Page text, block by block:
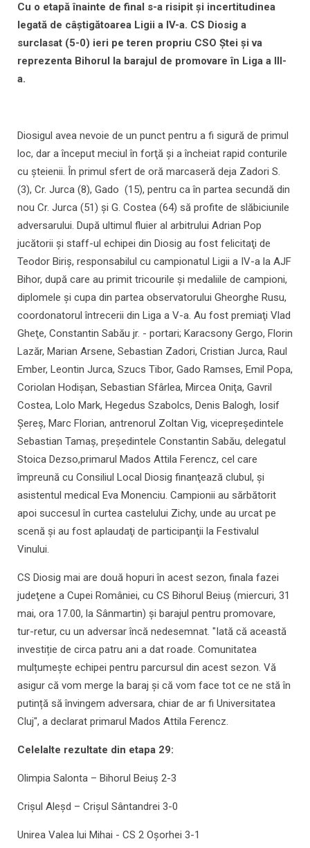
Cu o etapă înainte de final s-a risipit şi incertitudinea
legată de câştigătoarea Ligii a IV-a. CS Diosig a
surclasat (5-0) ieri pe teren propriu CSO Ştei şi va
reprezenta Bihorul la barajul de promovare în Liga a III-
a.
Diosigul avea nevoie de un punct pentru a fi sigură de primul
loc, dar a început meciul în forţă şi a încheiat rapid conturile
cu şteienii. În primul sfert de oră marcaseră deja Zadori S.
(3), Cr. Jurca (8), Gado (15), pentru ca în partea secundă din
nou Cr. Jurca (51) şi G. Costea (64) să profite de slăbiciunile
adversarului. După ultimul fluier al arbitrului Adrian Pop
jucătorii şi staff-ul echipei din Diosig au fost felicitaţi de
Teodor Biriş, responsabilul cu campionatul Ligii a IV-a la AJF
Bihor, după care au primit tricourile şi medaliile de campioni,
diplomele şi cupa din partea observatorului Gheorghe Rusu,
coordonatorul întrecerii din Liga a V-a. Au fost premiaţi Vlad
Gheţe, Constantin Sabău jr. - portari; Karacsony Gergo, Florin
Lazăr, Marian Arsene, Sebastian Zadori, Cristian Jurca, Raul
Ember, Leontin Jurca, Szucs Tibor, Gado Ramses, Emil Popa,
Coriolan Hodişan, Sebastian Sfârlea, Mircea Oniţa, Gavril
Costea, Lolo Mark, Hegedus Szabolcs, Denis Balogh, Iosif
Şereş, Marc Florian, antrenorul Zoltan Vig, vicepreşedintele
Sebastian Tamaş, preşedintele Constantin Sabău, delegatul
Stoica Dezso,primarul Mados Attila Ferencz, cel care
împreună cu Consiliul Local Diosig finanţează clubul, şi
asistentul medical Eva Monenciu. Campionii au sărbătorit
apoi succesul în curtea castelului Zichy, unde au urcat pe
scenă şi au fost aplaudaţi de participanţii la Festivalul
Vinului.
CS Diosig mai are două hopuri în acest sezon, finala fazei
judeţene a Cupei României, cu CS Bihorul Beiuş (miercuri, 31
mai, ora 17.00, la Sânmartin) şi barajul pentru promovare,
tur-retur, cu un adversar încă nedesemnat. "Iată că această
investiție de circa patru ani a dat roade. Comunitatea
mulțumește echipei pentru parcursul din acest sezon. Vă
asigur că vom merge la baraj şi că vom face tot ce ne stă în
putință să învingem adversara, chiar de ar fi Universitatea
Cluj", a declarat primarul Mados Attila Ferencz.
Celelalte rezultate din etapa 29:
Olimpia Salonta – Bihorul Beiuş 2-3
Crişul Aleşd – Crişul Sântandrei 3-0
Unirea Valea lui Mihai - CS 2 Oşorhei 3-1